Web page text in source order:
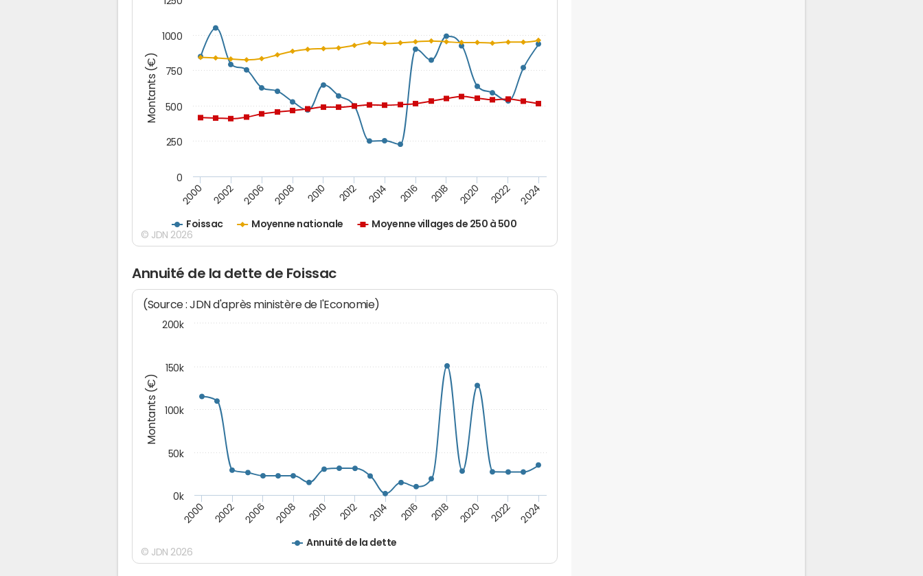
Montants (€)
Foissac Moyenne nationale Moyenne villages de 250 à 500
2000 2002 2006 2008 2010 2012 2014 2016 2018 2020 2022 2024
0
250
500
750
1000
© JDN 2026
Annuité de la dette de Foissac
Montants (€)
(Source : JDN d'après ministère de l'Economie)
Annuité de la dette
2000 2002 2006 2008 2010 2012 2014 2016 2018 2020 2022 2024
0k
50k
100k
150k
200k
© JDN 2026